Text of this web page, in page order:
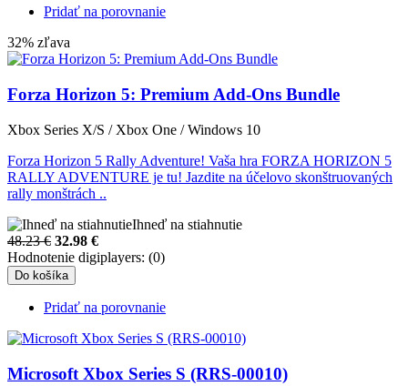
Pridať na porovnanie
32% zľava
Forza Horizon 5: Premium Add-Ons Bundle
Xbox Series X/S / Xbox One / Windows 10
Forza Horizon 5 Rally Adventure! Vaša hra FORZA HORIZON 5
RALLY ADVENTURE je tu! Jazdite na účelovo skonštruovaných
rally monštrách ..
Ihneď na stiahnutie
48.23 € 32.98 €
Hodnotenie digiplayers: (0)
Do košíka
Pridať na porovnanie
Microsoft Xbox Series S (RRS-00010)